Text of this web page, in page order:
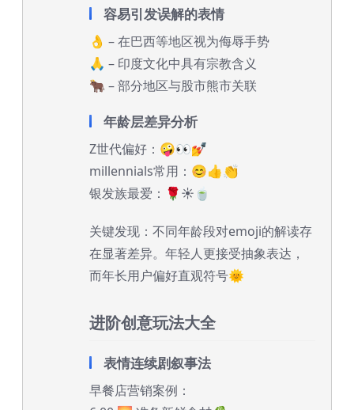
容易引发误解的表情
👌 – 在巴西等地区视为侮辱手势
🙏 – 印度文化中具有宗教含义
🐂 – 部分地区与股市熊市关联
年龄层差异分析
Z世代偏好：🤪👀💅
millennials常用：😊👍👏
银发族最爱：🌹☀️🍵
关键发现：不同年龄段对emoji的解读存
在显著差异。年轻人更接受抽象表达，
而年长用户偏好直观符号🌞
进阶创意玩法大全
表情连续剧叙事法
早餐店营销案例：